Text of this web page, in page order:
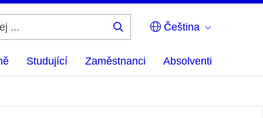
Čeština
Studující Zaměstnanci Absolventi